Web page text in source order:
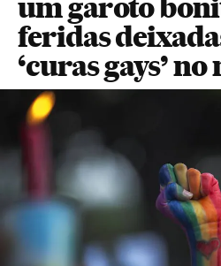
um garoto
feridas
‘curas gays’